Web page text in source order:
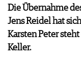
Die Übernahme
Jens Reidel hat
Karsten Peter
Keller.